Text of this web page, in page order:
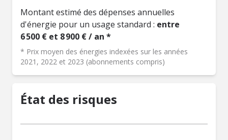
Montant estimé des dépenses annuelles
d'énergie pour un usage standard : entre
6 500 € et 8 900 € / an *
* Prix moyen des énergies indexées sur les années
2021, 2022 et 2023 (abonnements compris)
État des risques